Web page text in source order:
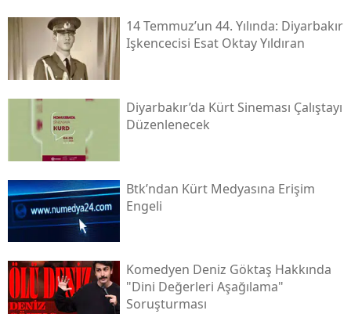
14 Temmuz’un 44. Yılında: Diyarbakır
Işkencecisi Esat Oktay Yıldıran
Diyarbakır’da Kürt Sineması Çalıştayı
Düzenlenecek
Btk’ndan Kürt Medyasına Erişim
Engeli
Komedyen Deniz Göktaş Hakkında
"dini Değerleri Aşağılama"
Soruşturması